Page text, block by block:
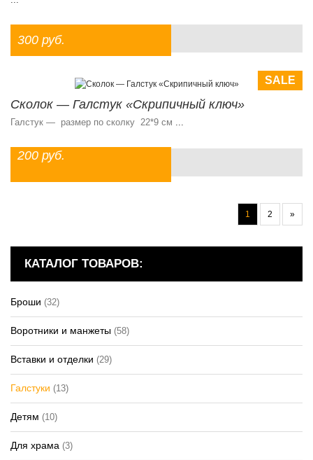
300 руб.
SALE
Сколок — Галстук «Скрипичный ключ»
Галстук — размер по сколку 22*9 см
200 руб.
1 2 »
КАТАЛОГ ТОВАРОВ:
Броши (32)
Воротники и манжеты (58)
Вставки и отделки (29)
Галстуки (13)
Детям (10)
Для храма (3)